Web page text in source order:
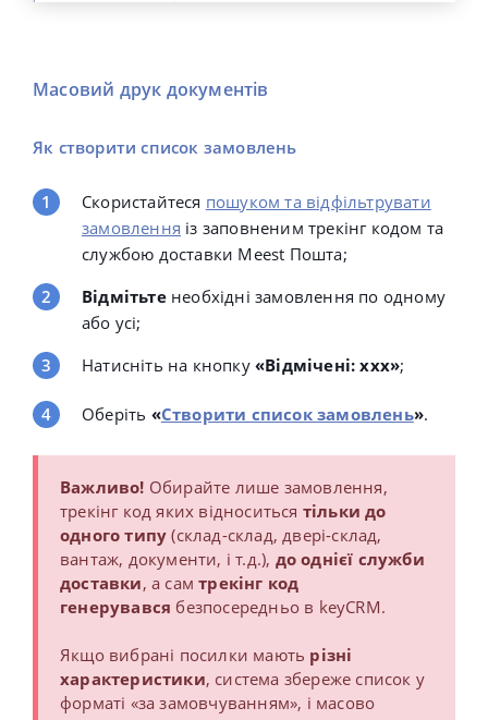
Масовий друк документів
Як створити список замовлень
Скористайтеся пошуком та відфільтрувати
замовлення із заповненим трекінг кодом та
службою доставки Meest Пошта;
Відмітьте необхідні замовлення по одному
або усі;
Натисніть на кнопку «Відмічені: ххх»;
Оберіть «Створити список замовлень».
Важливо! Обирайте лише замовлення,
трекінг код яких відноситься тільки до
одного типу (склад-склад, двері-склад,
вантаж, документи, і т.д.), до однієї служби
доставки, а сам трекінг код
генерувався безпосередньо в keyCRM.
Якщо вибрані посилки мають різні
характеристики, система збереже список у
форматі «за замовчуванням», і масово